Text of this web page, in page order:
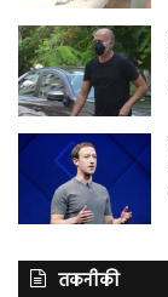
तकनीकी